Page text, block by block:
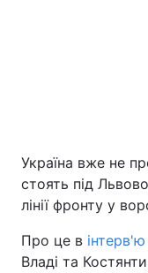
Україна вже не
стоять під
лінії фронту у
Про це в інтерв'ю
Владі та